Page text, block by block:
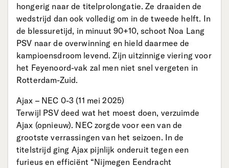
hongerig naar de titelprolongatie. Ze draaiden de
wedstrijd dan ook volledig om in de tweede helft. In
de blessuretijd, in minuut 90+10, schoot Noa Lang
PSV naar de overwinning en hield daarmee de
kampioensdroom levend. Zijn uitzinnige viering voor
het Feyenoord-vak zal men niet snel vergeten in
Rotterdam-Zuid.
Ajax – NEC 0-3 (11 mei 2025)
Terwijl PSV deed wat het moest doen, verzuimde
Ajax (opnieuw). NEC zorgde voor een van de
grootste verrassingen van het seizoen. In de
titelstrijd ging Ajax pijnlijk onderuit tegen een
furieus en efficiënt “Nijmegen Eendracht